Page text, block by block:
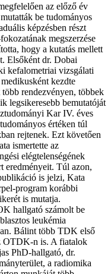
az előző év
be tudományos
képzésben részt
megszerzése
hogy a kutatás mellett
Elsőként dr. Dobai
kefalometriai vizsgálati
kezdte
rendezvényen, többek
legsikeresebb bemutatóját
Kar IV. éves
értéken túl
rejtenek. Ezt követően
ismertette az
elégtelenségének
eredményeit. Túl azon,
is jelzi, Kata
program korábbi
is mutatja.
hallgató számolt be
leukémia
Bálint több TDK első
OTDK-n is. A fiatalok
PhD-hallgató, dr.
a radiomika